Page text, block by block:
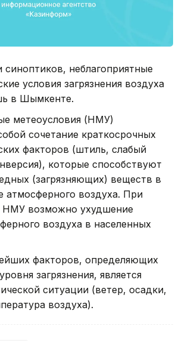
неблагоприятные
условия загрязнения воздуха
в Шымкенте.
метеоусловия (НМУ)
сочетание краткосрочных
факторов (штиль, слабый
которые способствуют
(загрязняющих) веществ в
атмосферного воздуха. При
НМУ возможно ухудшение
воздуха в населенных
факторов, определяющих
загрязнения, является
ситуации (ветер, осадки,
воздуха).